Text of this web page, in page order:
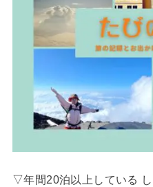
▽年間20泊以上している